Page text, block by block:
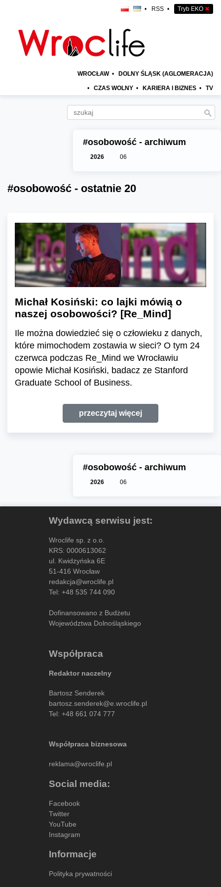
• RSS • Tryb EKO ✖
WROCŁAW • DOLNY ŚLĄSK (AGLOMERACJA)
• CZAS WOLNY • KARIERA I BIZNES • TV
#osobowość - archiwum
2026 06
#osobowość - ostatnie 20
Michał Kosiński: co lajki mówią o
naszej osobowości? [Re_Mind]
Ile można dowiedzieć się o człowieku z danych,
które mimochodem zostawia w sieci? O tym 24
czerwca podczas Re_Mind we Wrocławiu
opowie Michał Kosiński, badacz ze Stanford
Graduate School of Business.
przeczytaj więcej
#osobowość - archiwum
2026 06
Wydawcą serwisu jest:
Wroclife sp. z o.o.
KRS: 0000613062
ul. Kwidzyńska 6E
51-416 Wrocław
redakcja@wroclife.pl
Tel: +48 535 744 090
Dofinansowano z Budżetu
Województwa Dolnośląskiego
Współpraca
Redaktor naczelny
Bartosz Senderek
bartosz.senderek@e.wroclife.pl
Tel: +48 661 074 777
Współpraca biznesowa
reklama@wroclife.pl
Social media:
Facebook
Twitter
YouTube
Instagram
Informacje
Polityka prywatności